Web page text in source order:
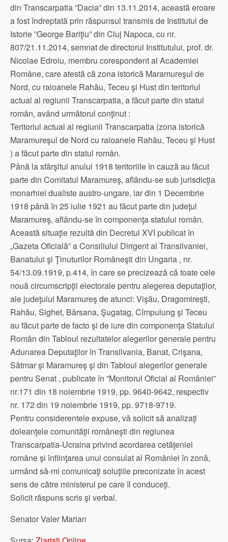
din Transcarpatia ”Dacia” din 13.11.2014, această eroare
a fost îndreptată prin răspunsul transmis de Institutul de
Istorie ”George Bariţiu” din Cluj Napoca, cu nr.
807/21.11.2014, semnat de directorul Institutului, prof. dr.
Nicolae Edroiu, membru corespondent al Academiei
Române, care atestă că zona istorică Maramureşul de
Nord, cu raioanele Rahău, Teceu şi Hust din teritoriul
actual al regiunii Transcarpatia, a făcut parte din statul
român, având următorul conţinut :
Teritoriul actual al regiunii Transcarpatia (zona istorică
Maramureşul de Nord cu raioanele Rahău, Teceu şi Hust
) a făcut parte din statul român.
Până la sfârşitul anului 1918 teritoriile în cauză au făcut
parte din Comitatul Maramureş, aflându-se sub jurisdicţia
monarhiei dualiste austro-ungare, iar din 1 Decembrie
1918 până în 25 iulie 1921 au făcut parte din judeţul
Maramureş, aflându-se în componenţa statului român.
Această situaţie rezultă din Decretul XVI publicat în
„Gazeta Oficială” a Consiliului Dirigent al Transilvaniei,
Banatului şi Ţinuturilor Româneşti din Ungaria , nr.
54/13.09.1919, p.414, în care se precizează că toate cele
nouă circumscripţii electorale pentru alegerea deputaţilor,
ale judeţului Maramureş de atunci: Vişău, Dragomireşti,
Rahău, Sighet, Bârsana, Şugatag, Cîmpulung şi Teceu
au făcut parte de facto şi de iure din componenţa Statului
Român din Tabloul rezultatelor alegerilor generale pentru
Adunarea Deputaţilor în Transilvania, Banat, Crişana,
Sătmar şi Maramureş şi din Tabloul alegerilor generale
pentru Senat , publicate în ”Monitorul Oficial al României”
nr.171 din 18 noiembrie 1919, pp. 9640-9642, respectiv
nr. 172 din 19 noiembrie 1919, pp. 9718-9719.
Pentru considerentele expuse, vă solicit să analizaţi
doleanţele comunităţii româneşti din regiunea
Transcarpatia-Ucraina privind acordarea cetăţeniei
române şi înfiinţarea unui consulat al României în zonă,
urmând să-mi comunicaţi soluţiile preconizate în acest
sens de către ministerul pe care îl conduceţi.
Solicit răspuns scris şi verbal.
Senator Valer Marian